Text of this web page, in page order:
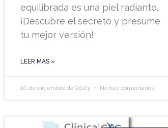
equilibrada es una piel radiante.
¡Descubre el secreto y presume
tu mejor versión!
LEER MÁS »
10 de diciembre de 2023 No hay comentarios